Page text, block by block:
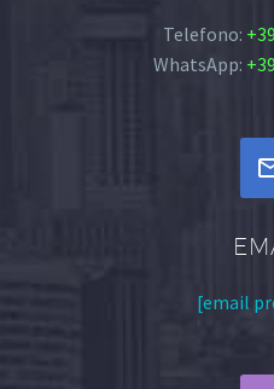
Telefono:
WhatsApp:
[email